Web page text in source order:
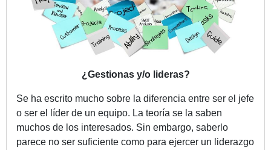
¿Gestionas y/o lideras?
Se ha escrito mucho sobre la diferencia entre ser el jefe
o ser el líder de un equipo. La teoría se la saben
muchos de los interesados. Sin embargo, saberlo
parece no ser suficiente como para ejercer un liderazgo